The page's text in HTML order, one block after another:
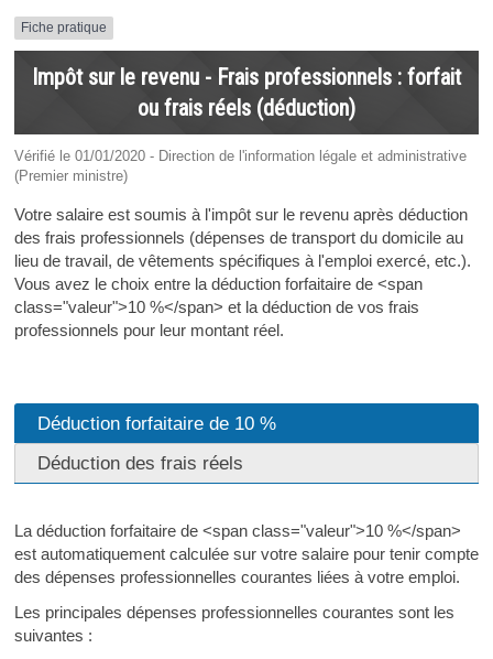
Fiche pratique
Impôt sur le revenu - Frais professionnels : forfait
ou frais réels (déduction)
Vérifié le 01/01/2020 - Direction de l'information légale et administrative
(Premier ministre)
Votre salaire est soumis à l'impôt sur le revenu après déduction
des frais professionnels (dépenses de transport du domicile au
lieu de travail, de vêtements spécifiques à l'emploi exercé, etc.).
Vous avez le choix entre la déduction forfaitaire de <span
class="valeur">10 %</span> et la déduction de vos frais
professionnels pour leur montant réel.
Déduction forfaitaire de 10 %
Déduction des frais réels
La déduction forfaitaire de <span class="valeur">10 %</span>
est automatiquement calculée sur votre salaire pour tenir compte
des dépenses professionnelles courantes liées à votre emploi.
Les principales dépenses professionnelles courantes sont les
suivantes :